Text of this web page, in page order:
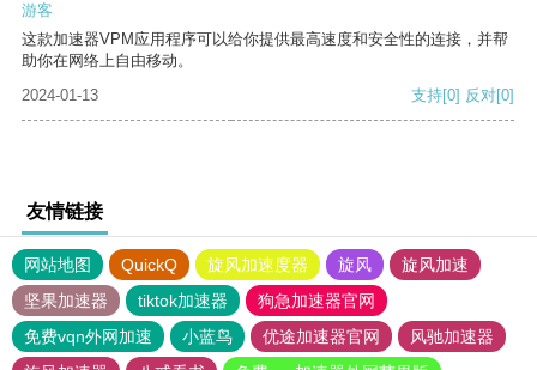
游客
这款加速器VPM应用程序可以给你提供最高速度和安全性的连接，并帮
助你在网络上自由移动。
2024-01-13
支持[0] 反对[0]
友情链接
网站地图 QuickQ 旋风加速度器 旋风
旋风加速
坚果加速器
tiktok加速器
狗急加速器官网
免费vqn外网加速
小蓝鸟 优途加速器官网
风驰加速器